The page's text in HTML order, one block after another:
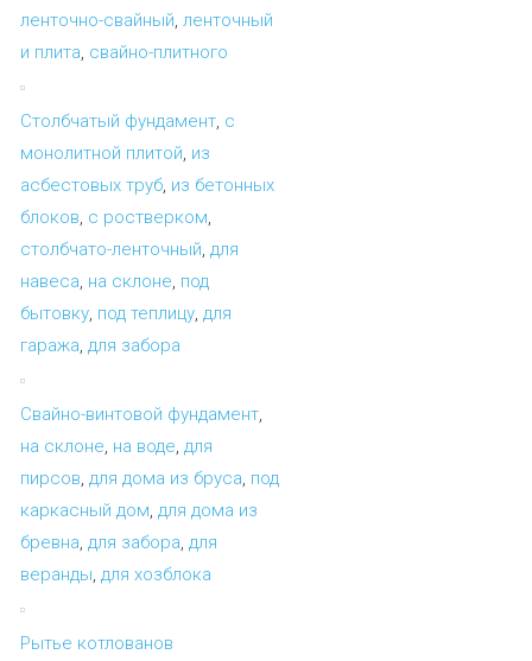
ленточно-свайный, ленточный
и плита, свайно-плитного
Столбчатый фундамент, с
монолитной плитой, из
асбестовых труб, из бетонных
блоков, с ростверком,
столбчато-ленточный, для
навеса, на склоне, под
бытовку, под теплицу, для
гаража, для забора
Свайно-винтовой фундамент,
на склоне, на воде, для
пирсов, для дома из бруса, под
каркасный дом, для дома из
бревна, для забора, для
веранды, для хозблока
Рытье котлованов